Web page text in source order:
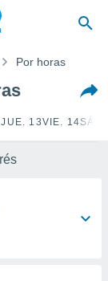
Por horas
JUE. 13VIE. 14